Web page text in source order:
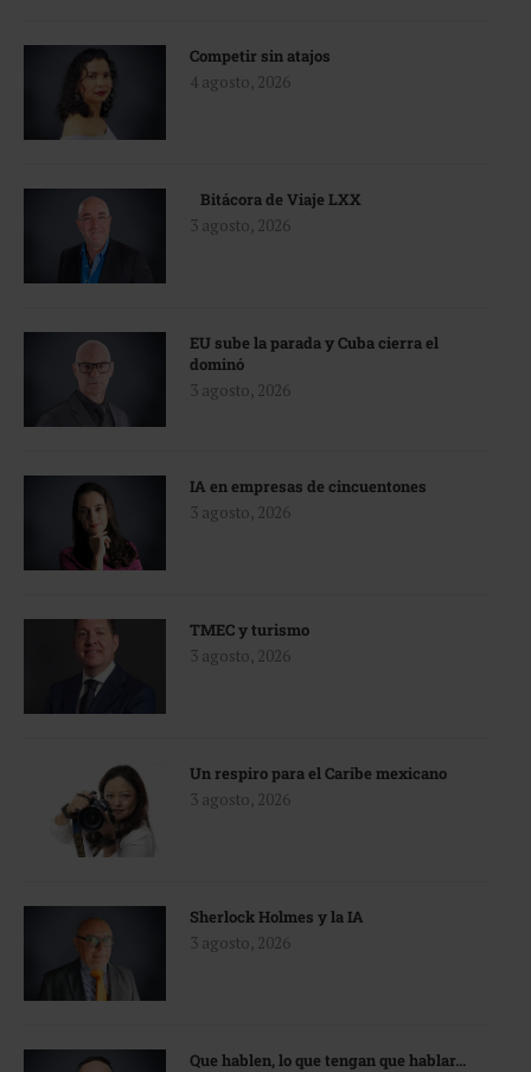
Competir sin atajos
4 agosto, 2026
Bitácora de Viaje LXX
3 agosto, 2026
EU sube la parada y Cuba cierra el
dominó
3 agosto, 2026
IA en empresas de cincuentones
3 agosto, 2026
TMEC y turismo
3 agosto, 2026
Un respiro para el Caribe mexicano
3 agosto, 2026
Sherlock Holmes y la IA
3 agosto, 2026
Que hablen, lo que tengan que hablar…